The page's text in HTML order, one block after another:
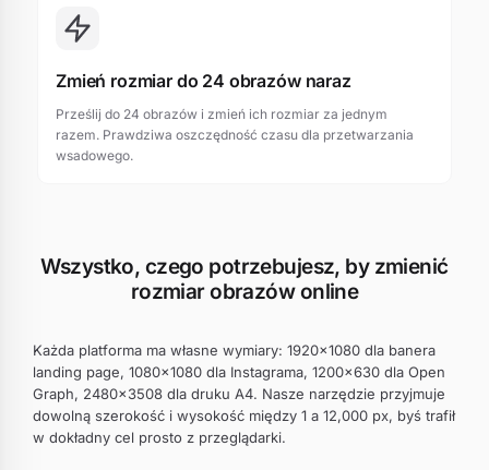
Zmień rozmiar do 24 obrazów naraz
Prześlij do 24 obrazów i zmień ich rozmiar za jednym
razem. Prawdziwa oszczędność czasu dla przetwarzania
wsadowego.
Wszystko, czego potrzebujesz, by zmienić
rozmiar obrazów online
Każda platforma ma własne wymiary: 1920×1080 dla banera
landing page, 1080×1080 dla Instagrama, 1200×630 dla Open
Graph, 2480×3508 dla druku A4. Nasze narzędzie przyjmuje
dowolną szerokość i wysokość między 1 a 12,000 px, byś trafił
w dokładny cel prosto z przeglądarki.